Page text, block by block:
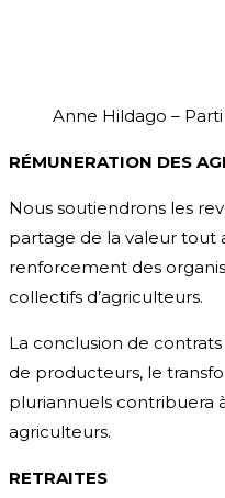
Anne Hildago –
RÉMUNERATION DES
Nous soutiendrons les
partage de la valeur tout
renforcement des
collectifs d’agriculteurs.
La conclusion de
de producteurs, le
pluriannuels contribuera
agriculteurs.
RETRAITES